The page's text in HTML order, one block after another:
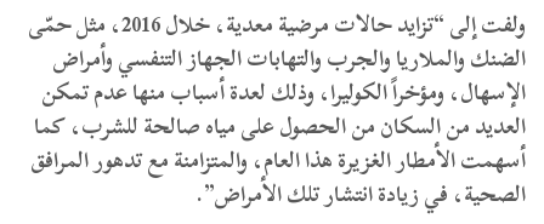
ولفت إلى “تزايد حالات مرضية معدية، خلال 2016، مثل حمّى
الضنك والملاريا والجرب والتهابات الجهاز التنفسي وأمراض
الإسهال، ومؤخراً الكوليرا، وذلك لعدة أسباب منها عدم تمكن
العديد من السكان من الحصول على مياه صالحة للشرب، كما
أسهمت الأمطار الغزيرة هذا العام، والمتزامنة مع تدهور المرافق
الصحية، في زيادة انتشار تلك الأمراض”.